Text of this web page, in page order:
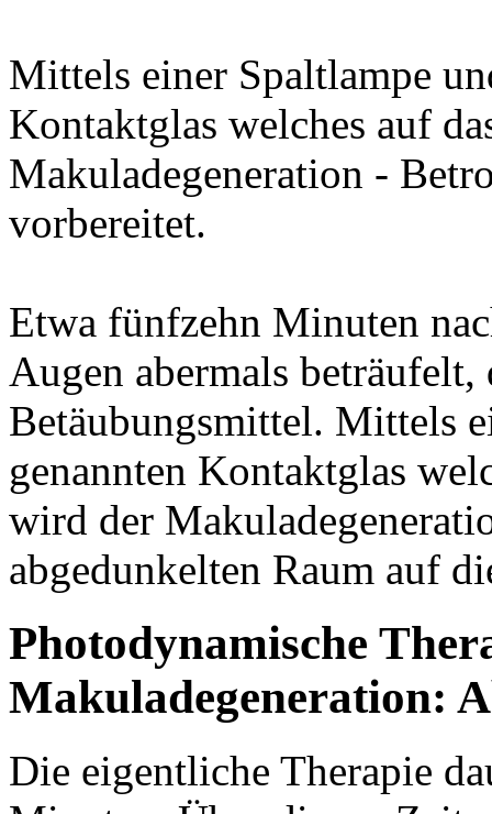
Mittels einer Spaltlampe
Kontaktglas welches auf
Makuladegeneration -
vorbereitet.
Etwa fünfzehn Minuten
Augen abermals
Betäubungsmittel. Mittels
genannten Kontaktglas
wird der
abgedunkelten Raum auf
Photodynamische
Makuladegeneration:
Die eigentliche Therapie